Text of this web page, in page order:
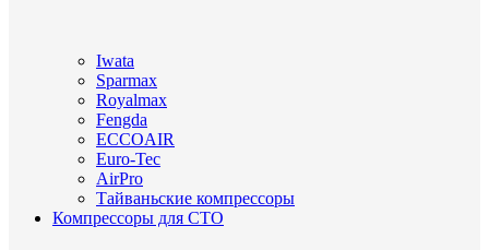
Iwata
Sparmax
Royalmax
Fengda
ECCOAIR
Euro-Tec
AirPro
Тайваньские компрессоры
Компрессоры для СТО